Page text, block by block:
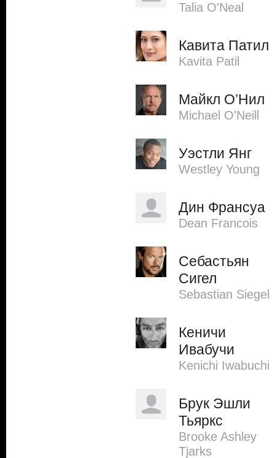
Talia O'Neal
Кавита Патил
Kavita Patil
Майкл О’Нил
Michael O'Neill
Уэстли Янг
Westley Young
Дин Франсуа
Dean Francois
Себастьян
Сигел
Sebastian Siegel
Кеничи
Ивабучи
Kenichi Iwabuchi
Брук Эшли
Тьяркс
Brooke Ashley
Tjarks